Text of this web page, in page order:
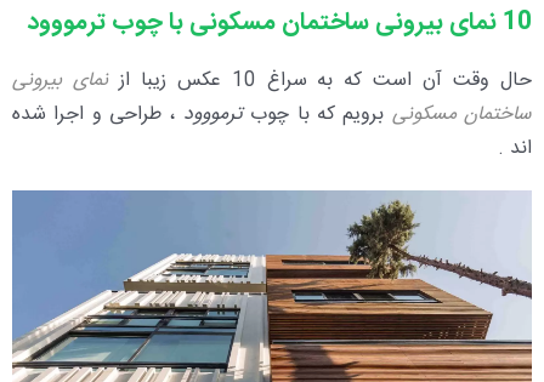
10 نمای بیرونی ساختمان مسکونی با چوب ترمووود
حال وقت آن است که به سراغ 10 عکس زیبا از
نمای بیرونی
ساختمان مسکونی برویم که با چوبترمووود ، طراحی و اجرا شده
اند .